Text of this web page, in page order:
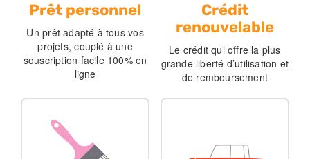
Prêt personnel
Un prêt adapté à tous vos
projets, couplé à une
souscription facile 100% en
ligne
Crédit
renouvelable
Le crédit qui offre la plus
grande liberté d’utilisation et
de remboursement